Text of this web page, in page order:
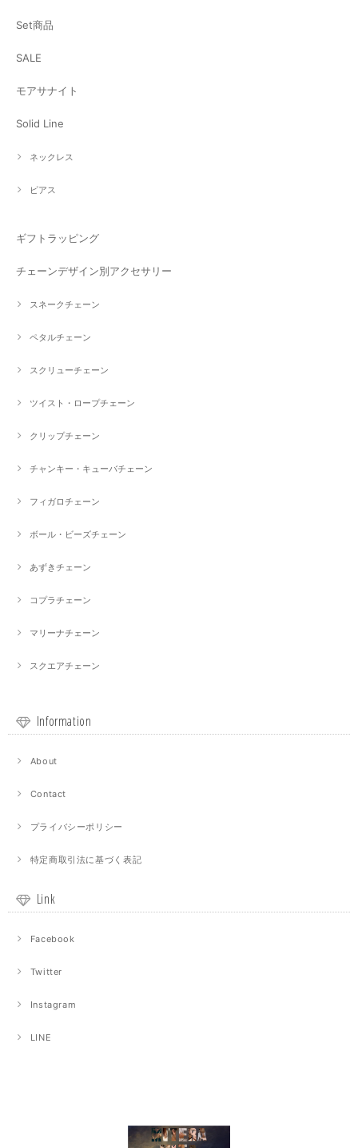
Set商品
SALE
モアサナイト
Solid Line
ネックレス
ピアス
ギフトラッピング
チェーンデザイン別アクセサリー
スネークチェーン
ペタルチェーン
スクリューチェーン
ツイスト・ロープチェーン
クリップチェーン
チャンキー・キューバチェーン
フィガロチェーン
ボール・ビーズチェーン
あずきチェーン
コプラチェーン
マリーナチェーン
スクエアチェーン
Information
About
Contact
プライバシーポリシー
特定商取引法に基づく表記
Link
Facebook
Twitter
Instagram
LINE